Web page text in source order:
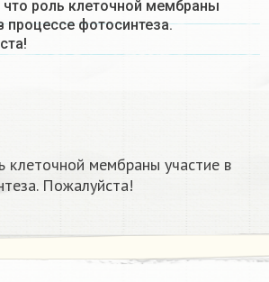
что роль клеточной мембраны
процессе фотосинтеза.
клеточной мембраны участие в
Пожалуйста!